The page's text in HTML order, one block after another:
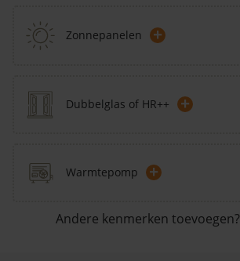
Zonnepanelen +
Dubbelglas of HR++ +
Warmtepomp +
Andere kenmerken toevoegen?